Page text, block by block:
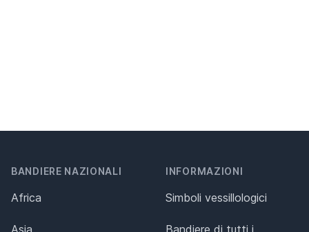
BANDIERE NAZIONALI
Africa
Asia
INFORMAZIONI
Simboli vessillologici
Bandiere di tutti i